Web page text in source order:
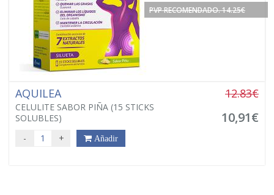
PVP RECOMENDADO. 14.25€
AQUILEA
CELULITE SABOR PIÑA (15 STICKS
SOLUBLES)
12.83€
10,91€
- + Añadir